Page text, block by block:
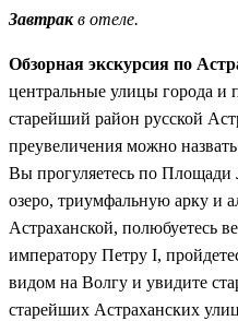
Завтракв отеле.
Обзорная экскурсия по
центральные улицы города и
старейший район русской
преувеличения можно
Вы прогуляетесь по
озеро, триумфальную арку и
Астраханской, полюбуетесь
императору Петру I,
видом на Волгу и увидите
старейших Астраханских